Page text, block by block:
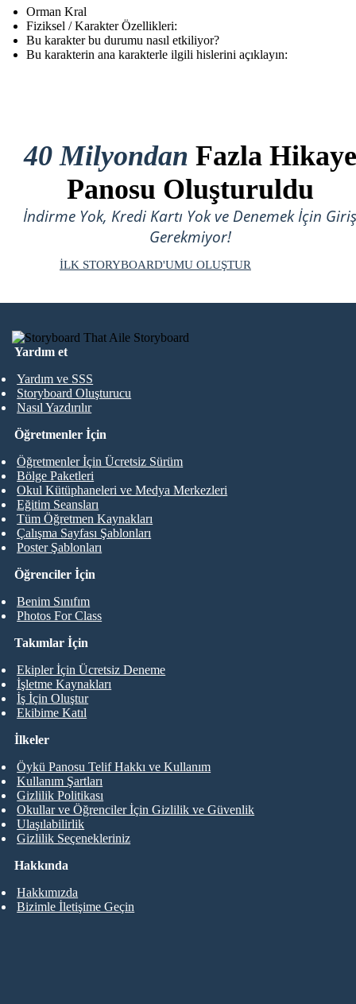
Orman Kral
Fiziksel / Karakter Özellikleri:
Bu karakter bu durumu nasıl etkiliyor?
Bu karakterin ana karakterle ilgili hislerini açıklayın:
40 Milyondan Fazla Hikaye
Panosu Oluşturuldu
İndirme Yok, Kredi Kartı Yok ve Denemek İçin Giriş
Gerekmiyor!
İLK STORYBOARD'UMU OLUŞTUR
Yardım et
Yardım ve SSS
Storyboard Oluşturucu
Nasıl Yazdırılır
Öğrenciler İçin
Benim Sınıfım
Photos For Class
Öğretmenler İçin
Öğretmenler İçin Ücretsiz Sürüm
Bölge Paketleri
Okul Kütüphaneleri ve Medya Merkezleri
Eğitim Seansları
Tüm Öğretmen Kaynakları
Çalışma Sayfası Şablonları
Poster Şablonları
Takımlar İçin
Ekipler İçin Ücretsiz Deneme
İşletme Kaynakları
İş İçin Oluştur
Ekibime Katıl
Hakkında
Hakkımızda
Bizimle İletişime Geçin
İlkeler
Öykü Panosu Telif Hakkı ve Kullanım
Kullanım Şartları
Gizlilik Politikası
Okullar ve Öğrenciler İçin Gizlilik ve Güvenlik
Ulaşılabilirlik
Gizlilik Seçenekleriniz